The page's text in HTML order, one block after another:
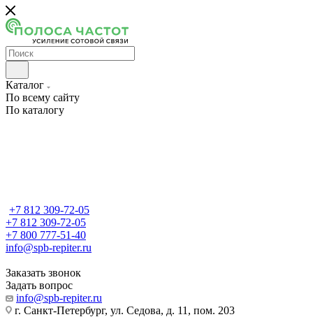
Каталог
По всему сайту
По каталогу
+7 812 309-72-05
+7 812 309-72-05
+7 800 777-51-40
info@spb-repiter.ru
Заказать звонок
Задать вопрос
info@spb-repiter.ru
г. Санкт-Петербург, ул. Седова, д. 11, пом. 203